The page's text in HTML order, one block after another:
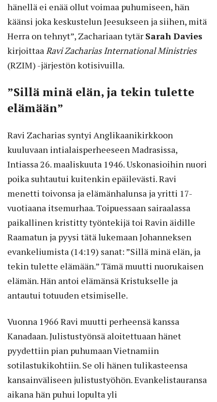
hänellä ei enää ollut voimaa puhumiseen, hän
käänsi joka keskustelun Jeesukseen ja siihen, mitä
Herra on tehnyt”, Zachariaan tytär Sarah Davies
kirjoittaa Ravi Zacharias International Ministries
(RZIM) -järjestön kotisivuilla.
”Sillä minä elän, ja tekin tulette
elämään”
Ravi Zacharias syntyi Anglikaanikirkkoon
kuuluvaan intialaisperheeseen Madrasissa,
Intiassa 26. maaliskuuta 1946. Uskonasioihin nuori
poika suhtautui kuitenkin epäilevästi. Ravi
menetti toivonsa ja elämänhalunsa ja yritti 17-
vuotiaana itsemurhaa. Toipuessaan sairaalassa
paikallinen kristitty työntekijä toi Ravin äidille
Raamatun ja pyysi tätä lukemaan Johanneksen
evankeliumista (14:19) sanat: ”Sillä minä elän, ja
tekin tulette elämään.” Tämä muutti nuorukaisen
elämän. Hän antoi elämänsä Kristukselle ja
antautui totuuden etsimiselle.
Vuonna 1966 Ravi muutti perheensä kanssa
Kanadaan. Julistustyönsä aloitettuaan hänet
pyydettiin pian puhumaan Vietnamiin
sotilastukikohtiin. Se oli hänen tulikasteensa
kansainväliseen julistustyöhön. Evankelistauransa
aikana hän puhui lopulta yli